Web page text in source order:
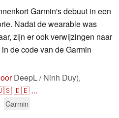
Garmin's debuut in een
Nadat de wearable was
zijn er ook verwijzingen naar
de code van de Garmin
DeepL / Ninh Duy),
🇩🇪 ...
Garmin